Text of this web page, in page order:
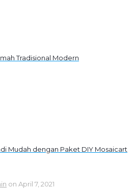
Tradisional Modern
Mudah dengan Paket DIY Mosaicart
on April 7, 2021